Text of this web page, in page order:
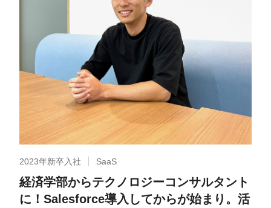
2023年新卒入社 SaaS
経済学部からテクノロジーコンサルタント
に！Salesforce導入してからが始まり。活